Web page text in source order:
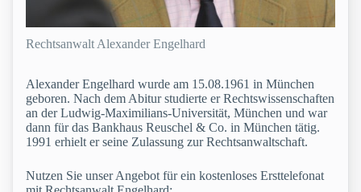
Rechtsanwalt Alexander Engelhard
Alexander Engelhard wurde am 15.08.1961 in München
geboren. Nach dem Abitur studierte er Rechtswissenschaften
an der Ludwig-Maximilians-Universität, München und war
dann für das Bankhaus Reuschel & Co. in München tätig.
1991 erhielt er seine Zulassung zur Rechtsanwaltschaft.
Nutzen Sie unser Angebot für ein kostenloses Ersttelefonat